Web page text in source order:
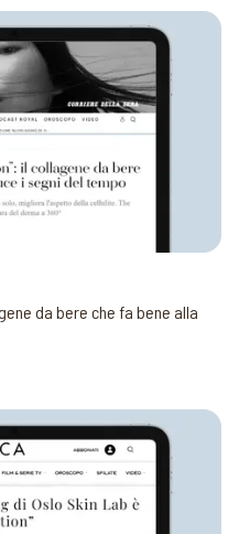
da bere che fa bene alla